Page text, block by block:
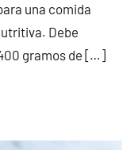
una comida
Debe
gramos de […]